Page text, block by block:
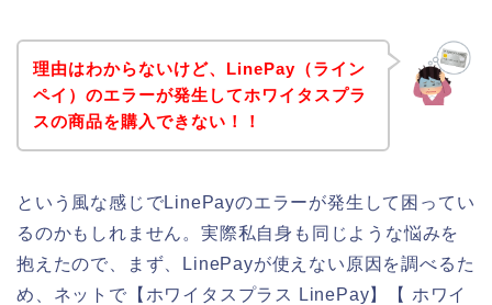
理由はわからないけど、LinePay（ライン
ペイ）のエラーが発生してホワイタスプラ
スの商品を購入できない！！
という風な感じでLinePayのエラーが発生して困ってい
るのかもしれません。実際私自身も同じような悩みを
抱えたので、まず、LinePayが使えない原因を調べるた
め、ネットで【ホワイタスプラス LinePay】【 ホワイ